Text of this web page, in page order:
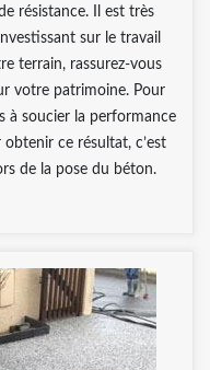
résistance. Il est très
sur le travail
terrain, rassurez-vous
votre patrimoine. Pour
à soucier la performance
ce résultat, c’est
de la pose du béton.